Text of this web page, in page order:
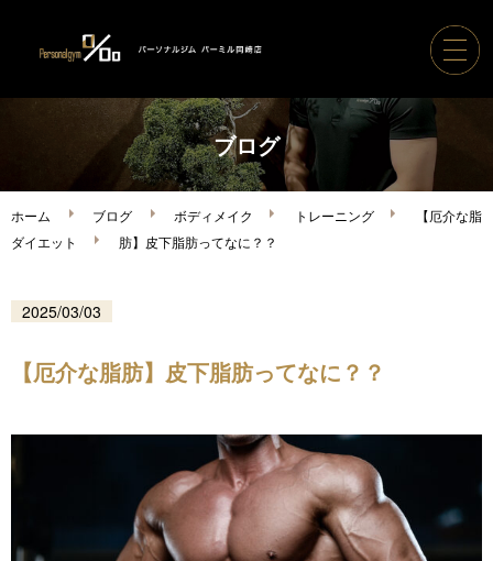
ホーム
パーソナルジムパーミル
ボディメイク実績
ご利用の流れ
店舗紹介 / アクセス
ブログ
ホーム ブログ ボディメイク
トレーニング
ダイエット
【厄介な脂
肪】皮下脂肪ってなに？？
2025/03/03
【厄介な脂肪】皮下脂肪ってなに？？